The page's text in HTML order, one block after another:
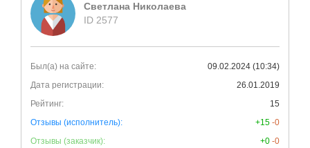
Светлана Николаева
ID 2577
Был(а) на сайте:
09.02.2024 (10:34)
Дата регистрации:
26.01.2019
Рейтинг:
15
Отзывы (исполнитель):
+15 -0
Отзывы (заказчик):
+0 -0